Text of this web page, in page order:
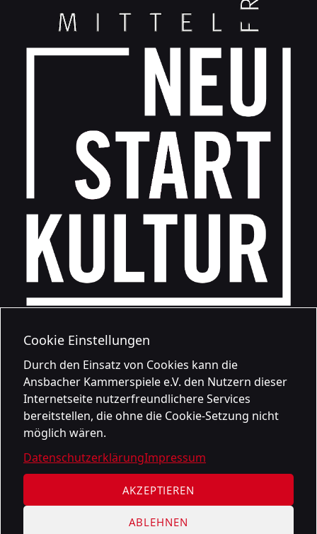
Cookie Einstellungen
Durch den Einsatz von Cookies kann die
Ansbacher Kammerspiele e.V. den Nutzern dieser
Internetseite nutzerfreundlichere Services
bereitstellen, die ohne die Cookie-Setzung nicht
möglich wären.
AKZEPTIEREN
ABLEHNEN
DatenschutzerklärungImpressum
Datenschutzerklärung